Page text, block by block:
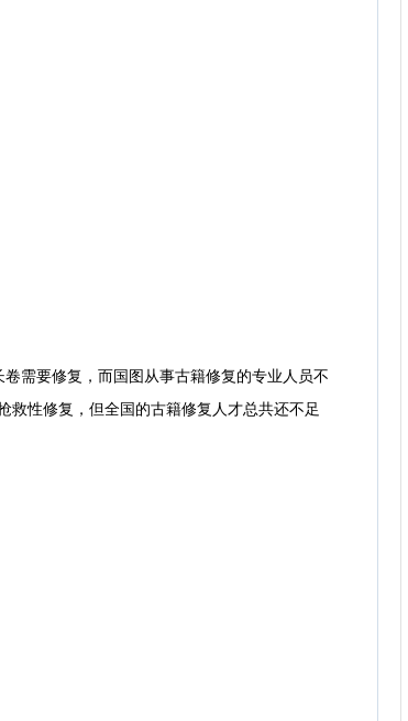
需要修复，而国图从事古籍修复的专业人员不
救性修复，但全国的古籍修复人才总共还不足